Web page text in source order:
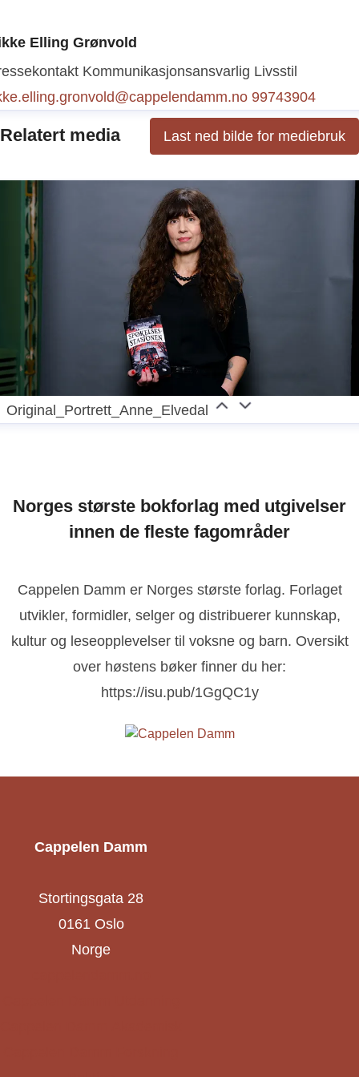
vibeke.christiansen@cappelendamm.no
Elling Grønvold
Kommunikasjonsansvarlig Livsstil
99743904
Relatert media Last ned bilde for mediebruk
Original_Portrett_Anne_Elvedal
Norges største bokforlag med utgivelser
innen de fleste fagområder
Cappelen Damm er Norges største forlag. Forlaget
utvikler, formidler, selger og distribuerer kunnskap,
kultur og leseopplevelser til voksne og barn. Oversikt
over høstens bøker finner du her:
https://isu.pub/1GgQC1y
Cappelen Damm
Stortingsgata 28
0161 Oslo
Norge